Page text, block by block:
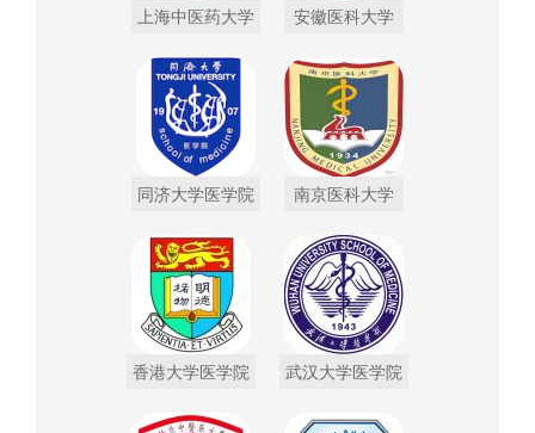
上海中医药大学 安徽医科大学
同济大学医学院 南京医科大学
香港大学医学院 武汉大学医学院